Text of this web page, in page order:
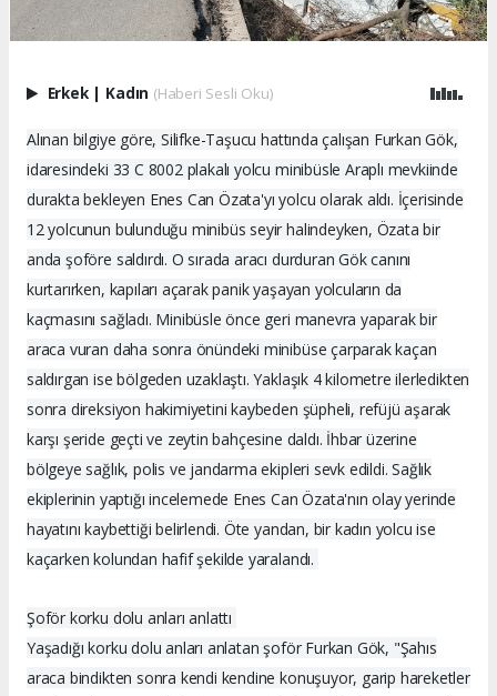
Erkek Kadın (Haberi Sesli Oku)
Alınan bilgiye göre, Silifke-Taşucu hattında çalışan Furkan Gök,
idaresindeki 33 C 8002 plakalı yolcu minibüsle Araplı mevkiinde
durakta bekleyen Enes Can Özata'yı yolcu olarak aldı. İçerisinde
12 yolcunun bulunduğu minibüs seyir halindeyken, Özata bir
anda şoföre saldırdı. O sırada aracı durduran Gök canını
kurtarırken, kapıları açarak panik yaşayan yolcuların da
kaçmasını sağladı. Minibüsle önce geri manevra yaparak bir
araca vuran daha sonra önündeki minibüse çarparak kaçan
saldırgan ise bölgeden uzaklaştı. Yaklaşık 4 kilometre ilerledikten
sonra direksiyon hakimiyetini kaybeden şüpheli, refüjü aşarak
karşı şeride geçti ve zeytin bahçesine daldı. İhbar üzerine
bölgeye sağlık, polis ve jandarma ekipleri sevk edildi. Sağlık
ekiplerinin yaptığı incelemede Enes Can Özata'nın olay yerinde
hayatını kaybettiği belirlendi. Öte yandan, bir kadın yolcu ise
kaçarken kolundan hafif şekilde yaralandı.
Şoför korku dolu anları anlattı
Yaşadığı korku dolu anları anlatan şoför Furkan Gök, "Şahıs
araca bindikten sonra kendi kendine konuşuyor, garip hareketler